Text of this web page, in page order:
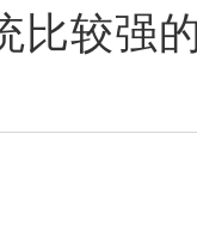
比较强